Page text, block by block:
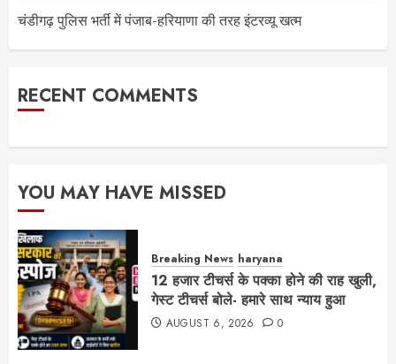
चंडीगढ़ पुलिस भर्ती में पंजाब-हरियाणा की तरह इंटरव्यू खत्म
RECENT COMMENTS
YOU MAY HAVE MISSED
Breaking News haryana
12 हजार टीचर्स के पक्का होने की राह खुली,
गेस्ट टीचर्स बोले- हमारे साथ न्याय हुआ
AUGUST 6, 2026 0